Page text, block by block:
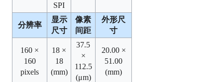
SPI
分辨率
显示
尺寸
像素
间距
外形尺
寸
160 ×
160
pixels
18 ×
18
(mm)
37.5
×
112.5
(μm)
20.00 ×
51.00
(mm)